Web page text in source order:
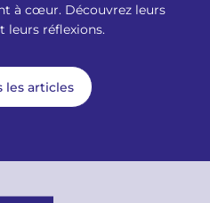
à cœur. Découvrez leurs
leurs réflexions.
les articles